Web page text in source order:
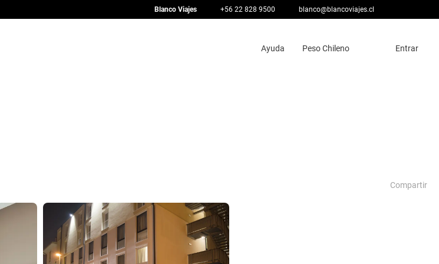
Blanco Viajes +56 22 828 9500 blanco@blancoviajes.cl
Ayuda Peso Chileno Entrar
Compartir